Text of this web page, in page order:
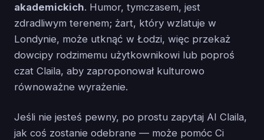
akademickich. Humor, tymczasem, jest
zdradliwym terenem; żart, który wzlatuje w
Londynie, może utknąć w Łodzi, więc przekaż
dowcipy rodzimemu użytkownikowi lub poproś
czat Claila, aby zaproponował kulturowo
równoważne wyrażenie.
Jeśli nie jesteś pewny, po prostu zapytaj AI Claila,
jak coś zostanie odebrane — może pomóc Ci